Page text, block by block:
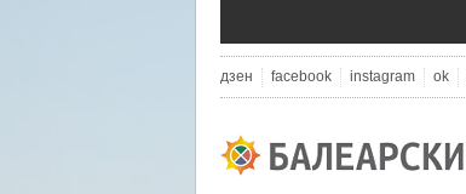
дзен facebook instagram ok